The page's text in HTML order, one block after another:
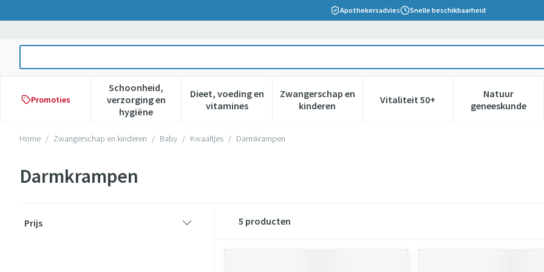
Apothekersadvies Snelle beschikbaarheid
Promoties
Schoonheid,
verzorging en
hygiëne
Toon submenu voor Schoonheid, verzorging en hygiëne categorie
Dieet, voeding en
vitaminesToon submenu voor Dieet, voeding en vitamines categorie
Zwangerschap en
kinderenToon submenu voor Zwangerschap en kinderen
Vitaliteit 50+Toon submenu voor Vitaliteit
Natuur
geneeskunde
Toon
Home / Zwangerschap en kinderen / Baby / Kwaaltjes / Darmkrampen
Darmkrampen
Prijs
5 producten